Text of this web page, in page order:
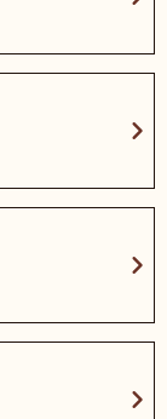
chevron_right
chevron_right
chevron_right